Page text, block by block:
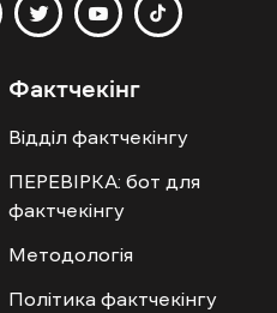
Фактчекінг
Відділ фактчекінгу
ПЕРЕВІРКА: бот для
фактчекінгу
Методологія
Політика фактчекінгу